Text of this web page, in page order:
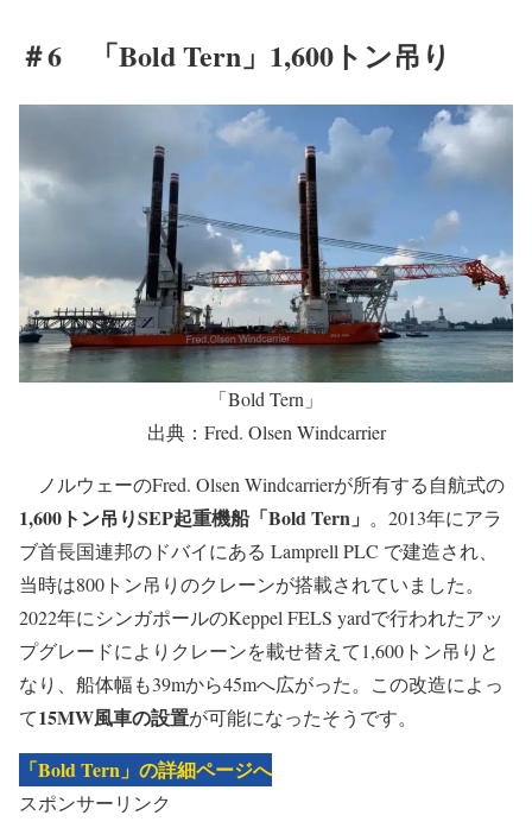
＃6 「Bold Tern」1,600トン吊り
「Bold Tern」
出典：Fred. Olsen Windcarrier
ノルウェーのFred. Olsen Windcarrierが所有する自航式の
1,600トン吊りSEP起重機船「Bold Tern」 。2013年にアラ
ブ首長国連邦のドバイにある Lamprell PLC で建造され、
当時は800トン吊りのクレーンが搭載されていました。
2022年にシンガポールのKeppel FELS yardで行われたアッ
プグレードによりクレーンを載せ替えて1,600トン吊りと
なり、船体幅も39mから45mへ広がった。この改造によっ
て15MW風車の設置が可能になったそうです。
「Bold Tern」の詳細ページへ
スポンサーリンク